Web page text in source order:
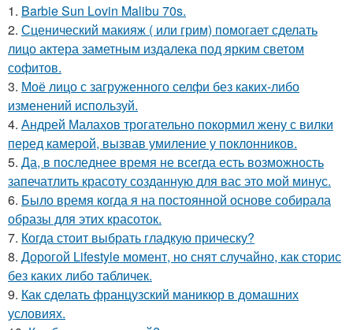
1. Barbie Sun Lovin Malibu 70s.
2. Сценический макияж ( или грим) помогает сделать
лицо актера заметным издалека под ярким светом
софитов.
3. Моё лицо с загруженного селфи без каких-либо
изменений используй.
4. Андрей Малахов трогательно покормил жену с вилки
перед камерой, вызвав умиление у поклонников.
5. Да, в последнее время не всегда есть возможность
запечатлить красоту созданную для вас это мой минус.
6. Было время когда я на постоянной основе собирала
образы для этих красоток.
7. Когда стоит выбрать гладкую прическу?
8. Дорогой Lifestyle момент, но снят случайно, как сторис
без каких либо табличек.
9. Как сделать французский маникюр в домашних
условиях.